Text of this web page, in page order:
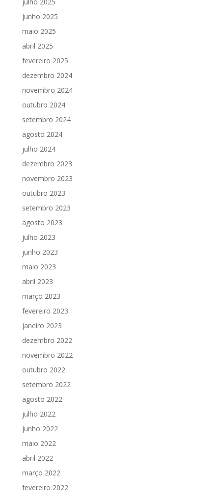
julho 2025
junho 2025
maio 2025
abril 2025
fevereiro 2025
dezembro 2024
novembro 2024
outubro 2024
setembro 2024
agosto 2024
julho 2024
dezembro 2023
novembro 2023
outubro 2023
setembro 2023
agosto 2023
julho 2023
junho 2023
maio 2023
abril 2023
março 2023
fevereiro 2023
janeiro 2023
dezembro 2022
novembro 2022
outubro 2022
setembro 2022
agosto 2022
julho 2022
junho 2022
maio 2022
abril 2022
março 2022
fevereiro 2022